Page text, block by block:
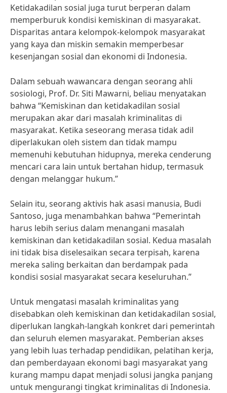
Ketidakadilan sosial juga turut berperan dalam
memperburuk kondisi kemiskinan di masyarakat.
Disparitas antara kelompok-kelompok masyarakat
yang kaya dan miskin semakin memperbesar
kesenjangan sosial dan ekonomi di Indonesia.
Dalam sebuah wawancara dengan seorang ahli
sosiologi, Prof. Dr. Siti Mawarni, beliau menyatakan
bahwa “Kemiskinan dan ketidakadilan sosial
merupakan akar dari masalah kriminalitas di
masyarakat. Ketika seseorang merasa tidak adil
diperlakukan oleh sistem dan tidak mampu
memenuhi kebutuhan hidupnya, mereka cenderung
mencari cara lain untuk bertahan hidup, termasuk
dengan melanggar hukum.”
Selain itu, seorang aktivis hak asasi manusia, Budi
Santoso, juga menambahkan bahwa “Pemerintah
harus lebih serius dalam menangani masalah
kemiskinan dan ketidakadilan sosial. Kedua masalah
ini tidak bisa diselesaikan secara terpisah, karena
mereka saling berkaitan dan berdampak pada
kondisi sosial masyarakat secara keseluruhan.”
Untuk mengatasi masalah kriminalitas yang
disebabkan oleh kemiskinan dan ketidakadilan sosial,
diperlukan langkah-langkah konkret dari pemerintah
dan seluruh elemen masyarakat. Pemberian akses
yang lebih luas terhadap pendidikan, pelatihan kerja,
dan pemberdayaan ekonomi bagi masyarakat yang
kurang mampu dapat menjadi solusi jangka panjang
untuk mengurangi tingkat kriminalitas di Indonesia.